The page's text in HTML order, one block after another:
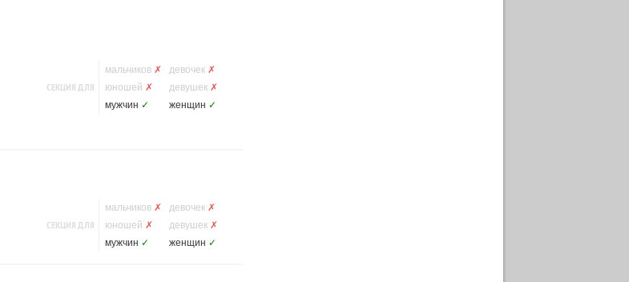
СЕКЦИЯ ДЛЯ
мальчиков ✗ девочек ✗
юношей ✗ девушек ✗
мужчин ✓ женщин ✓
СЕКЦИЯ ДЛЯ
мальчиков ✗ девочек ✗
юношей ✗ девушек ✗
мужчин ✓ женщин ✓